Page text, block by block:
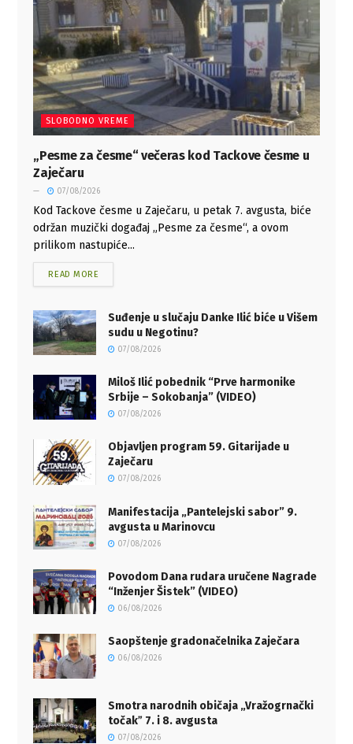
SLOBODNO VREME
„Pesme za česme“ večeras kod Tackove česme u
Zaječaru
07/08/2026
Kod Tackove česme u Zaječaru, u petak 7. avgusta, biće
održan muzički događaj „Pesme za česme“, a ovom
prilikom nastupiće...
READ MORE
Suđenje u slučaju Danke Ilić biće u Višem
sudu u Negotinu?
07/08/2026
Miloš Ilić pobednik “Prve harmonike
Srbije – Sokobanja” (VIDEO)
07/08/2026
Objavljen program 59. Gitarijade u
Zaječaru
07/08/2026
Manifestacija „Pantelejski sabor” 9.
avgusta u Marinovcu
07/08/2026
Povodom Dana rudara uručene Nagrade
“Inženjer Šistek” (VIDEO)
06/08/2026
Saopštenje gradonačelnika Zaječara
06/08/2026
Smotra narodnih običaja „Vražogrnački
točakˮ 7. i 8. avgusta
07/08/2026